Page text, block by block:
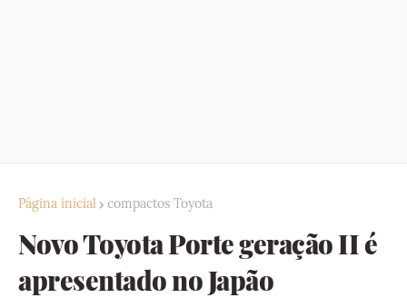
Página inicial compactos Toyota
Novo Toyota Porte geração II é
apresentado no Japão